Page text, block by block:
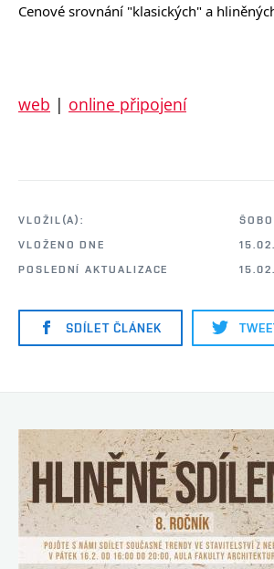
Cenové srovnání "klasických" a
web | online připojení
VLOŽIL(A):
VLOŽENO DNE
POSLEDNÍ AKTUALIZACE
SDÍLET ČLÁNEK